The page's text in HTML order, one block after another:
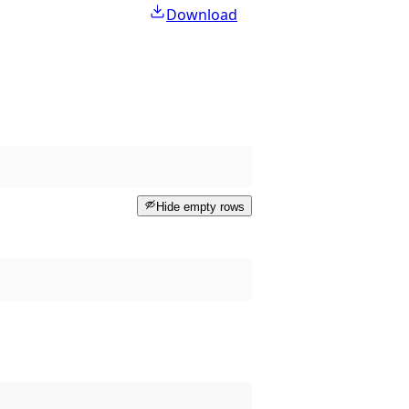
Download
Hide empty rows